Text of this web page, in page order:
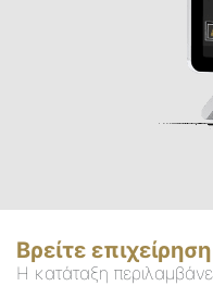
Βρείτε επιχείρηση
Η κατάταξη